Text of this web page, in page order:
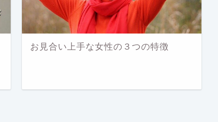
お見合い上手な女性の３つの特徴